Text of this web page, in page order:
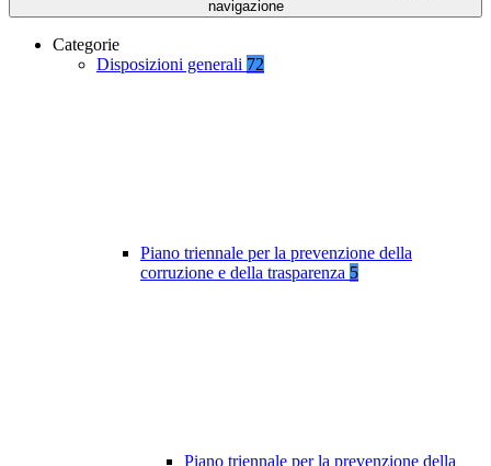
navigazione
Categorie
Disposizioni generali 72
Piano triennale per la prevenzione della
corruzione e della trasparenza 5
Piano triennale per la prevenzione della